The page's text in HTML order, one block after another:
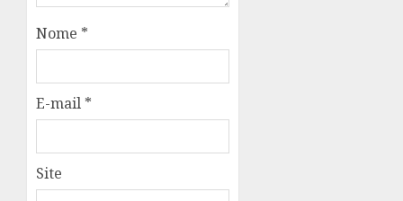
Nome *
E-mail *
Site